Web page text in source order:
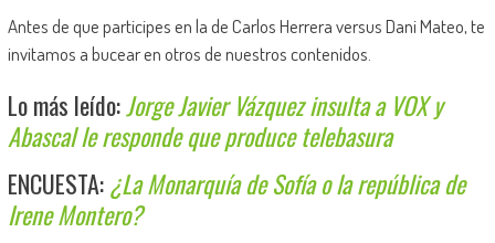
Antes de que participes en la de Carlos Herrera versus Dani Mateo, te
invitamos a bucear en otros de nuestros contenidos.
Lo más leído:Jorge Javier Vázquez insulta a VOX y
Abascal le responde que produce telebasura
ENCUESTA:¿La Monarquía de Sofía o la república de
Irene Montero?